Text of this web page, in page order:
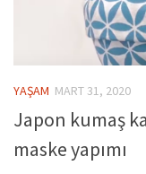
YAŞAM MART 31, 2020
Japon kumaş
maske yapımı